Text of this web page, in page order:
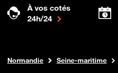
À vos cotés
24h/24
Boutique Orange
Internet fibre
Normandie Seine-maritime